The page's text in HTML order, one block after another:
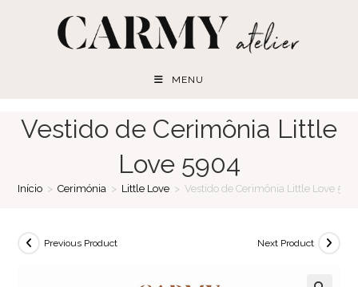
MENU
Vestido de Cerimônia Little
Love 5904
Início > Cerimónia > Little Love > Vestido de Cerimônia Little Love
Previous Product Next Product